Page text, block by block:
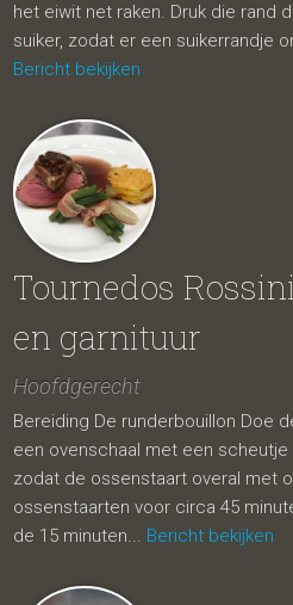
het eiwit net raken. Druk die rand
suiker, zodat er een suikerrandje
Bericht bekijken
Tournedos
en garnituur
Hoofdgerecht
Bereiding De runderbouillon Doe
een ovenschaal met een
zodat de ossenstaart overal met
ossenstaarten voor circa 45
de 15 minuten... Bericht bekijken